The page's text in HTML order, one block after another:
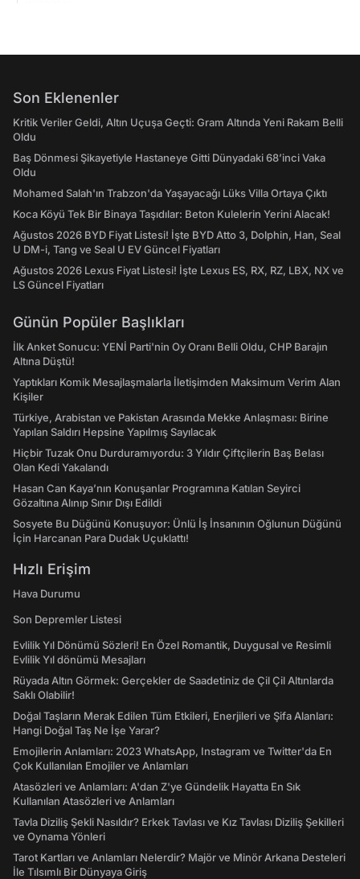
Son Eklenenler
Kritik Veriler Geldi, Altın Uçuşa Geçti: Gram Altında Yeni Rakam Belli
Oldu
Baş Dönmesi Şikayetiyle Hastaneye Gitti Dünyadaki 68’inci Vaka
Oldu
Mohamed Salah'ın Trabzon'da Yaşayacağı Lüks Villa Ortaya Çıktı
Koca Köyü Tek Bir Binaya Taşıdılar: Beton Kulelerin Yerini Alacak!
Ağustos 2026 BYD Fiyat Listesi! İşte BYD Atto 3, Dolphin, Han, Seal
U DM-i, Tang ve Seal U EV Güncel Fiyatları
Ağustos 2026 Lexus Fiyat Listesi! İşte Lexus ES, RX, RZ, LBX, NX ve
LS Güncel Fiyatları
Günün Popüler Başlıkları
İlk Anket Sonucu: YENİ Parti'nin Oy Oranı Belli Oldu, CHP Barajın
Altına Düştü!
Yaptıkları Komik Mesajlaşmalarla İletişimden Maksimum Verim Alan
Kişiler
Türkiye, Arabistan ve Pakistan Arasında Mekke Anlaşması: Birine
Yapılan Saldırı Hepsine Yapılmış Sayılacak
Hiçbir Tuzak Onu Durduramıyordu: 3 Yıldır Çiftçilerin Baş Belası
Olan Kedi Yakalandı
Hasan Can Kaya’nın Konuşanlar Programına Katılan Seyirci
Gözaltına Alınıp Sınır Dışı Edildi
Sosyete Bu Düğünü Konuşuyor: Ünlü İş İnsanının Oğlunun Düğünü
İçin Harcanan Para Dudak Uçuklattı!
Hızlı Erişim
Hava Durumu
Son Depremler Listesi
Evlilik Yıl Dönümü Sözleri! En Özel Romantik, Duygusal ve Resimli
Evlilik Yıl dönümü Mesajları
Rüyada Altın Görmek: Gerçekler de Saadetiniz de Çil Çil Altınlarda
Saklı Olabilir!
Doğal Taşların Merak Edilen Tüm Etkileri, Enerjileri ve Şifa Alanları:
Hangi Doğal Taş Ne İşe Yarar?
Emojilerin Anlamları: 2023 WhatsApp, Instagram ve Twitter'da En
Çok Kullanılan Emojiler ve Anlamları
Atasözleri ve Anlamları: A'dan Z'ye Gündelik Hayatta En Sık
Kullanılan Atasözleri ve Anlamları
Tavla Diziliş Şekli Nasıldır? Erkek Tavlası ve Kız Tavlası Diziliş Şekilleri
ve Oynama Yönleri
Tarot Kartları ve Anlamları Nelerdir? Majör ve Minör Arkana Desteleri
İle Tılsımlı Bir Dünyaya Giriş